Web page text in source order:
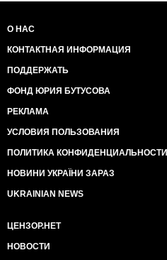
О НАС
КОНТАКТНАЯ ИНФОРМАЦИЯ
ПОДДЕРЖАТЬ
ФОНД ЮРИЯ БУТУСОВА
РЕКЛАМА
УСЛОВИЯ ПОЛЬЗОВАНИЯ
ПОЛИТИКА КОНФИДЕНЦИАЛЬНОСТИ
НОВИНИ УКРАЇНИ ЗАРАЗ
UKRAINIAN NEWS
ЦЕНЗОР.НЕТ
НОВОСТИ